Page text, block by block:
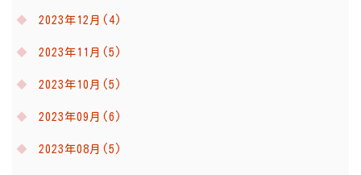
2023年12月(4)
2023年11月(5)
2023年10月(5)
2023年09月(6)
2023年08月(5)